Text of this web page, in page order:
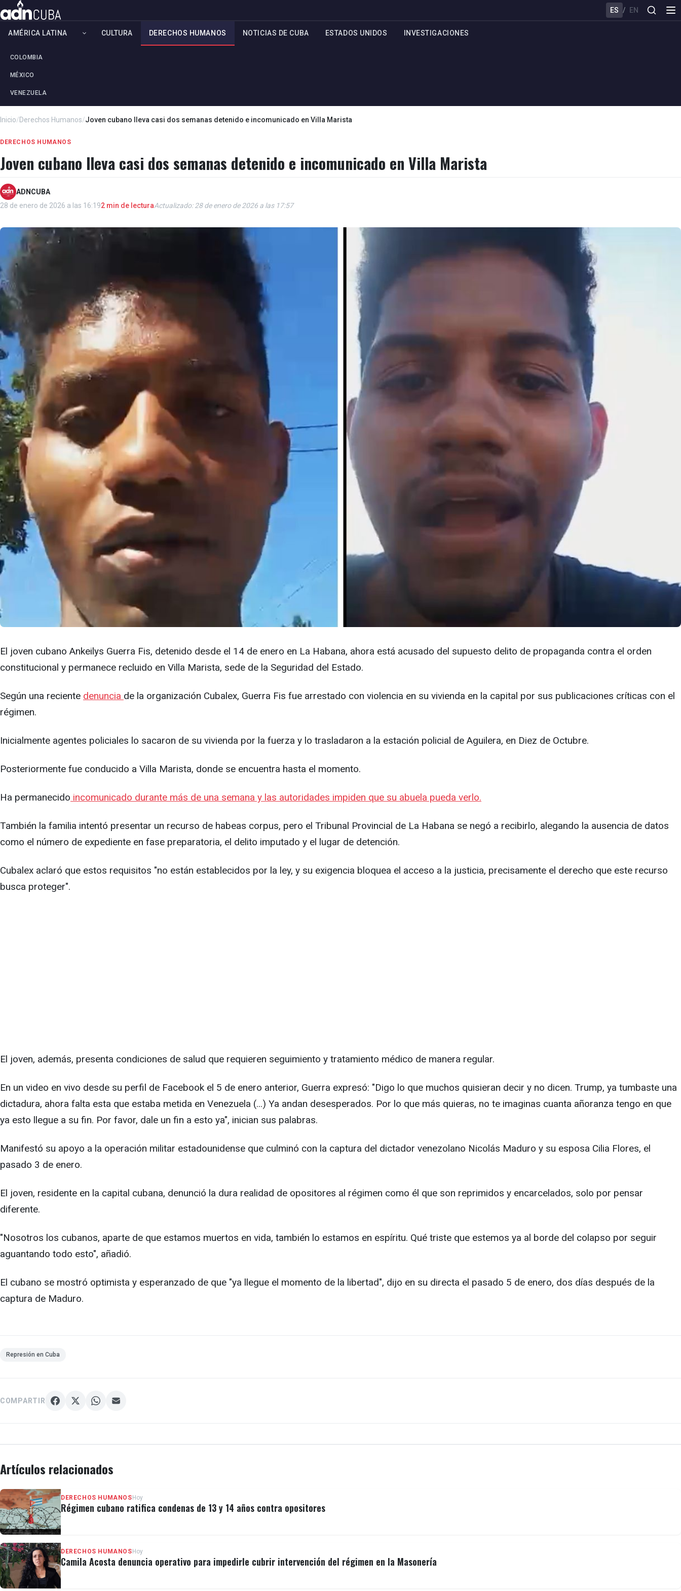
ES / EN
AMÉRICA LATINA
COLOMBIA
MÉXICO
VENEZUELA
CULTURA DERECHOS HUMANOS NOTICIAS DE CUBA ESTADOS UNIDOS INVESTIGACIONES
Inicio/Derechos Humanos/Joven cubano lleva casi dos semanas detenido e incomunicado en Villa Marista
DERECHOS HUMANOS
Joven cubano lleva casi dos semanas detenido e incomunicado en Villa Marista
ADNCUBA
28 de enero de 2026 a las 16:192 min de lecturaActualizado: 28 de enero de 2026 a las 17:57
El joven cubano Ankeilys Guerra Fis, detenido desde el 14 de enero en La Habana, ahora está acusado del supuesto delito de propaganda contra el orden
constitucional y permanece recluido en Villa Marista, sede de la Seguridad del Estado.
Según una reciente denuncia de la organización Cubalex, Guerra Fis fue arrestado con violencia en su vivienda en la capital por sus publicaciones críticas con el
régimen.
Inicialmente agentes policiales lo sacaron de su vivienda por la fuerza y lo trasladaron a la estación policial de Aguilera, en Diez de Octubre.
Posteriormente fue conducido a Villa Marista, donde se encuentra hasta el momento.
Ha permanecido incomunicado durante más de una semana y las autoridades impiden que su abuela pueda verlo.
También la familia intentó presentar un recurso de habeas corpus, pero el Tribunal Provincial de La Habana se negó a recibirlo, alegando la ausencia de datos
como el número de expediente en fase preparatoria, el delito imputado y el lugar de detención.
Cubalex aclaró que estos requisitos "no están establecidos por la ley, y su exigencia bloquea el acceso a la justicia, precisamente el derecho que este recurso
busca proteger".
El joven, además, presenta condiciones de salud que requieren seguimiento y tratamiento médico de manera regular.
En un video en vivo desde su perfil de Facebook el 5 de enero anterior, Guerra expresó: "Digo lo que muchos quisieran decir y no dicen. Trump, ya tumbaste una
dictadura, ahora falta esta que estaba metida en Venezuela (...) Ya andan desesperados. Por lo que más quieras, no te imaginas cuanta añoranza tengo en que
ya esto llegue a su fin. Por favor, dale un fin a esto ya", inician sus palabras.
Manifestó su apoyo a la operación militar estadounidense que culminó con la captura del dictador venezolano Nicolás Maduro y su esposa Cilia Flores, el
pasado 3 de enero.
El joven, residente en la capital cubana, denunció la dura realidad de opositores al régimen como él que son reprimidos y encarcelados, solo por pensar
diferente.
"Nosotros los cubanos, aparte de que estamos muertos en vida, también lo estamos en espíritu. Qué triste que estemos ya al borde del colapso por seguir
aguantando todo esto", añadió.
El cubano se mostró optimista y esperanzado de que "ya llegue el momento de la libertad", dijo en su directa el pasado 5 de enero, dos días después de la
captura de Maduro.
Represión en Cuba
COMPARTIR
Artículos relacionados
DERECHOS HUMANOSHoy
Régimen cubano ratifica condenas de 13 y 14 años contra opositores
DERECHOS HUMANOS Hoy
Camila Acosta denuncia operativo para impedirle cubrir intervención del régimen en la Masonería